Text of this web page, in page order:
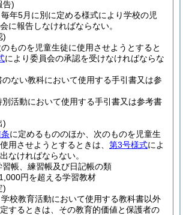
告)
年5月に別に定める様式により学校の児
に報告しなければならない。
)
ものを児童生徒に使用させようとすると
により委員会の承認を受けなければならな
ない教科において使用する手引書又は参
別活動において使用する手引書又は参考書
)
に定めるもののほか、次のものを児童生
用させようとするときは、 第3号様式によ
なければならない。
習帳、練習帳及び日記帳の類
円を超える学習教材
)
校教育活動において使用する教科書以外
するときは、その教育的価値と保護者の